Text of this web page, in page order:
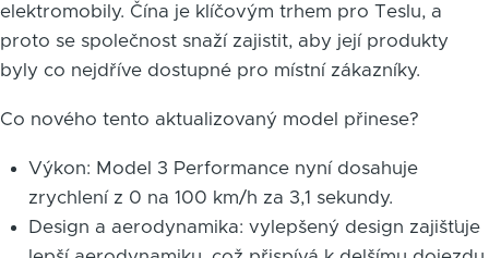
elektromobily. Čína je klíčovým trhem pro Teslu, a
proto se společnost snaží zajistit, aby její produkty
byly co nejdříve dostupné pro místní zákazníky.
Co nového tento aktualizovaný model přinese?
Výkon: Model 3 Performance nyní dosahuje
zrychlení z 0 na 100 km/h za 3,1 sekundy.
Design a aerodynamika: vylepšený design zajišťuje